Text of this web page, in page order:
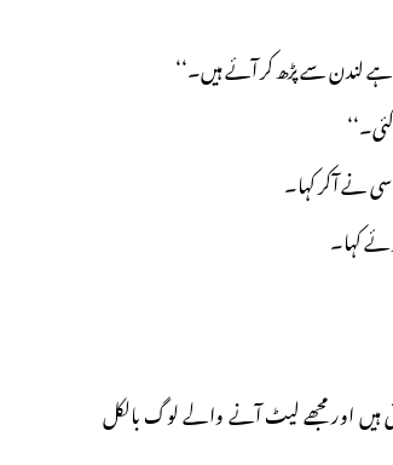
لندن سے پڑھ کر آئے ہیں۔‘‘
نے آکر کہا۔
کہا۔
اور مجھے لیٹ آنے والے لوگ بالکل